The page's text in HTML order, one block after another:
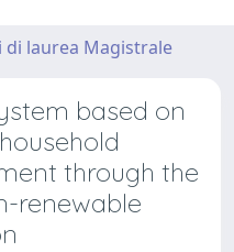
di laurea Magistrale
based on
through the
renewable